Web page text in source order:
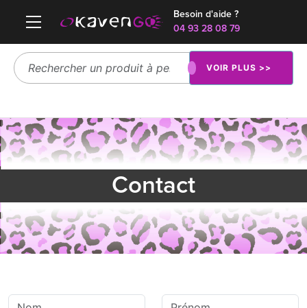
Besoin d'aide ?
04 93 28 08 79
VOIR PLUS >>
Contact